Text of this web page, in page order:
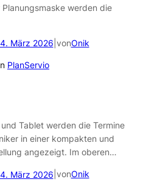
werden die
4. März 2026 vonOnik
PlanServio
Tablet werden die Termine
in einer kompakten und
angezeigt. Im oberen…
4. März 2026 vonOnik